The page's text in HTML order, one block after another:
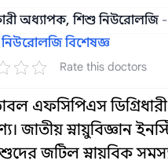
অধ্যাপক, শিশু নিউরোলজি
বিশেষজ্ঞ
Rate this doctors
এফসিপিএস
জাতীয় স্নায়ুবিজ্ঞান
জটিল স্নায়বিক